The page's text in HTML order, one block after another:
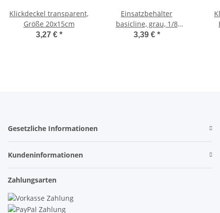
Klickdeckel transparent,
Größe 20x15cm
3,27 € *
Einsatzbehälter
basicline, grau, 1/8
Unterteilung
3,39 € *
Gesetzliche Informationen
Kundeninformationen
Zahlungsarten